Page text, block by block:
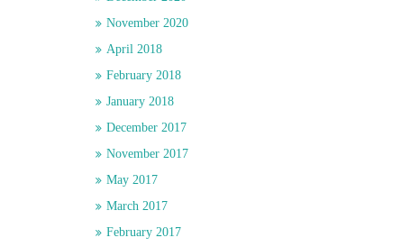
November 2020
April 2018
February 2018
January 2018
December 2017
November 2017
May 2017
March 2017
February 2017